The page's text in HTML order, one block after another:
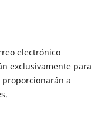
electrónico
exclusivamente para
proporcionarán a